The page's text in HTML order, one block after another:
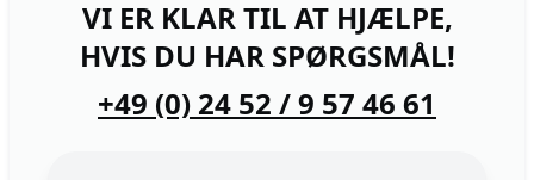
VI ER KLAR TIL AT HJÆLPE,
HVIS DU HAR SPØRGSMÅL!
+49 (0) 24 52 / 9 57 46 61